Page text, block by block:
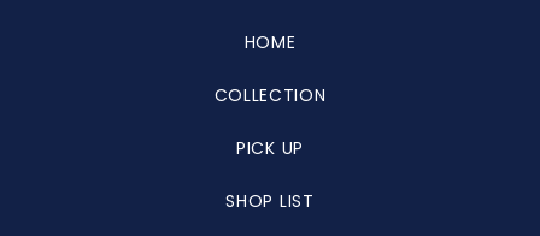
HOME
COLLECTION
PICK UP
SHOP LIST